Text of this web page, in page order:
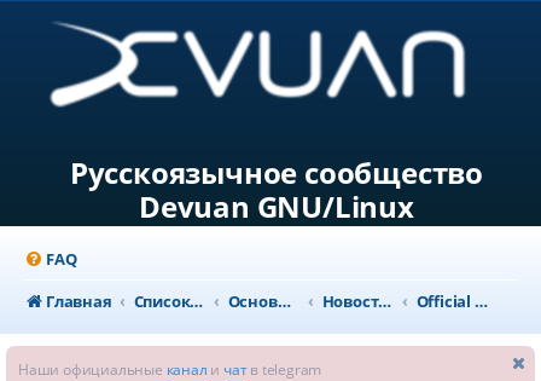
Русскоязычное сообщество
Devuan GNU/Linux
FAQ
Главная
Список форумов Основной раздел Новости и объявления Official Devuan news from dev1galaxy
Наши официальные канал и чатв telegram